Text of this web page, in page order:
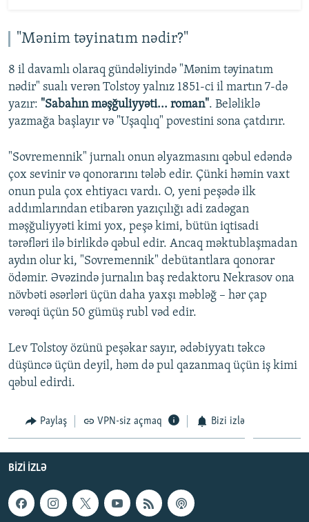
"Mənim təyinatım nədir?"
8 il davamlı olaraq gündəliyində "Mənim təyinatım
nədir" sualı verən Tolstoy yalnız 1851-ci il martın 7-də
yazır: "Sabahın məşğuliyyəti... roman". Beləliklə
yazmağa başlayır və "Uşaqlıq" povestini sona çatdırır.
"Sovremennik" jurnalı onun əlyazmasını qəbul edəndə
çox sevinir və qonorarını tələb edir. Çünki həmin vaxt
onun pula çox ehtiyacı vardı. O, yeni peşədə ilk
addımlarından etibarən yazıçılığı adi zadəgan
məşğuliyyəti kimi yox, peşə kimi, bütün iqtisadi
tərəfləri ilə birlikdə qəbul edir. Ancaq məktublaşmadan
aydın olur ki, "Sovremennik" debütantlara qonorar
ödəmir. Əvəzində jurnalın baş redaktoru Nekrasov ona
növbəti əsərləri üçün daha yaxşı məbləğ – hər çap
vərəqi üçün 50 gümüş rubl vəd edir.
Lev Tolstoy özünü peşəkar sayır, ədəbiyyatı təkcə
düşüncə üçün deyil, həm də pul qazanmaq üçün iş kimi
qəbul edirdi.
Paylaş VPN-siz açmaq Bizi izlə
BIZI IZLƏ